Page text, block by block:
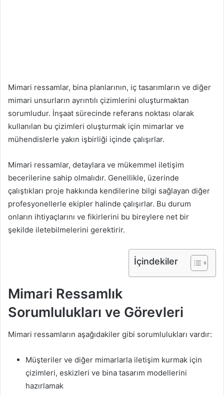
Mimari ressamlar, bina planlarının, iç tasarımların ve diğer
mimari unsurların ayrıntılı çizimlerini oluşturmaktan
sorumludur. İnşaat sürecinde referans noktası olarak
kullanılan bu çizimleri oluşturmak için mimarlar ve
mühendislerle yakın işbirliği içinde çalışırlar.
Mimari ressamlar, detaylara ve mükemmel iletişim
becerilerine sahip olmalıdır. Genellikle, üzerinde
çalıştıkları proje hakkında kendilerine bilgi sağlayan diğer
profesyonellerle ekipler halinde çalışırlar. Bu durum
onların ihtiyaçlarını ve fikirlerini bu bireylere net bir
şekilde iletebilmelerini gerektirir.
İçindekiler
Mimari Ressamlık
Sorumlulukları ve Görevleri
Mimari ressamların aşağıdakiler gibi sorumlulukları vardır:
Müşteriler ve diğer mimarlarla iletişim kurmak için
çizimleri, eskizleri ve bina tasarım modellerini
hazırlamak